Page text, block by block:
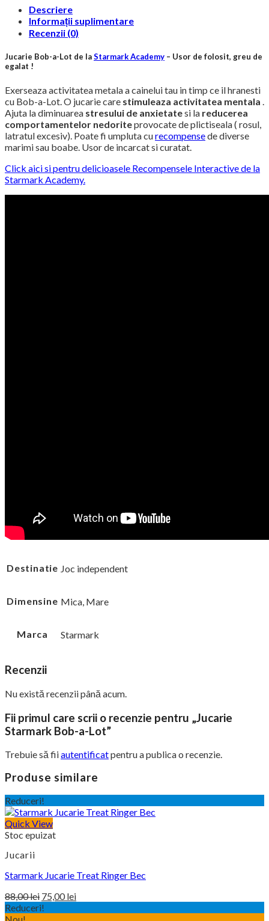
Descriere
Informații suplimentare
Recenzii (0)
Jucarie Bob-a-Lot de laStarmark Academy – Usor de folosit, greu de
egalat !
Exerseaza activitatea metala a cainelui tau in timp ce il hranesti
cu Bob-a-Lot. O jucarie care stimuleaza activitatea mentala .
Ajuta la diminuarea stresului de anxietatesi la reducerea
comportamentelor nedoriteprovocate de plictiseala ( rosul,
latratul excesiv). Poate fi umpluta curecompensede diverse
marimi sau boabe. Usor de incarcat si curatat.
Click aici si pentru delicioasele Recompensele Interactive de la
Starmark Academy.
Destinatie Joc independent
Dimensine Mica, Mare
Marca Starmark
Recenzii
Nu există recenzii până acum.
Fii primul care scrii o recenzie pentru „Jucarie
Starmark Bob-a-Lot”
Trebuie să fiiautentificatpentru a publica o recenzie.
Produse similare
Reduceri!
Quick View
Stoc epuizat
Jucarii
Starmark Jucarie Treat Ringer Bec
88,00lei Prețul
inițial
75,00leiPrețul
Reduceri!
Nou!